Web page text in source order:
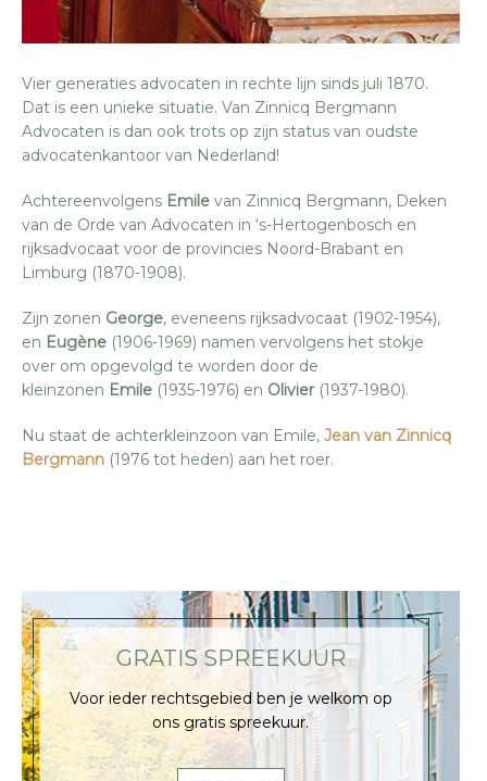
Vier generaties advocaten in rechte lijn sinds juli 1870.
Dat is een unieke situatie. Van Zinnicq Bergmann
Advocaten is dan ook trots op zijn status van oudste
advocatenkantoor van Nederland!
Achtereenvolgens Emile van Zinnicq Bergmann, Deken
van de Orde van Advocaten in ‘s-Hertogenbosch en
rijksadvocaat voor de provincies Noord-Brabant en
Limburg (1870-1908).
Zijn zonen George, eveneens rijksadvocaat (1902-1954),
en Eugène (1906-1969) namen vervolgens het stokje
over om opgevolgd te worden door de
kleinzonen Emile (1935-1976) en Olivier (1937-1980).
Nu staat de achterkleinzoon van Emile, Jean van Zinnicq
Bergmann (1976 tot heden) aan het roer.
GRATIS SPREEKUUR
Voor ieder rechtsgebied ben je welkom op
ons gratis spreekuur.